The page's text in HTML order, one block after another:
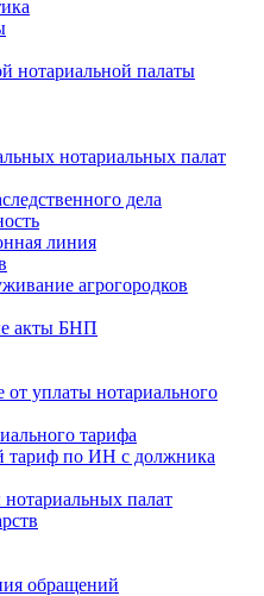
нотариальной палаты
нотариальных палат
дела
линия
агрогородков
акты БНП
уплаты нотариального
тарифа
тариф по ИН с должника
палат
обращений